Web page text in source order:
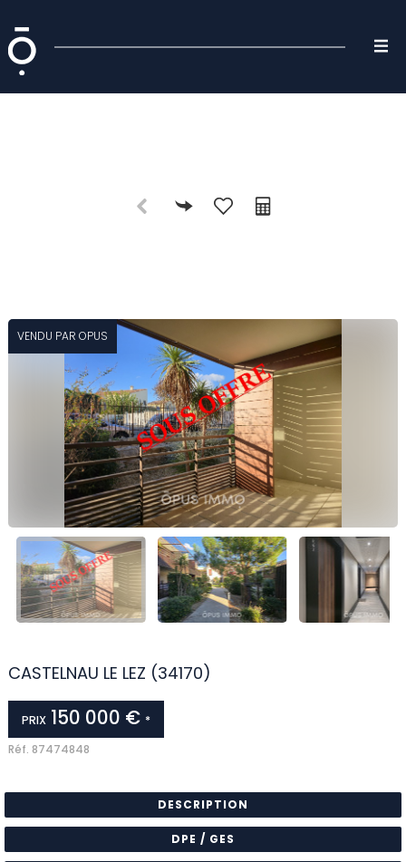
CASTELNAU LE LEZ (34170)
PRIX150 000 € *
Réf. 87474848
VENDU PAR OPUS
DESCRIPTION
DPE / GES